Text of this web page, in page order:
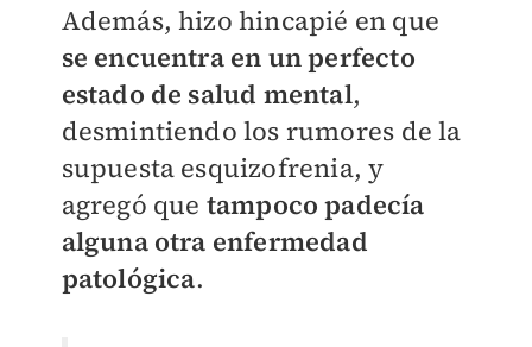
Además, hizo hincapié en que
se encuentra en un perfecto
estado de salud mental,
desmintiendo los rumores de la
supuesta esquizofrenia, y
agregó que tampoco padecía
alguna otra enfermedad
patológica.